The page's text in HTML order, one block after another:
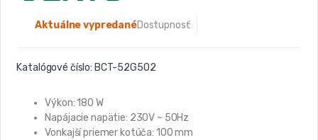
Dostupnosť:
Aktuálne vypredané
Katalógové číslo: BCT-52G502
Výkon: 180 W
Napájacie napätie: 230V ~ 50Hz
Vonkajší priemer kotúča: 100 mm